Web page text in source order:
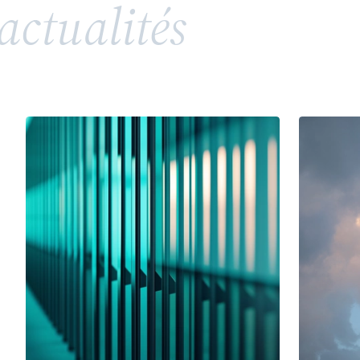
répandue, soulève toutefois des enjeux juridiques
complexes en matière de propriété intellectuelle
même famille, l’utilisation d’un patronyme comme
marque nécessite une vigilance particulière.